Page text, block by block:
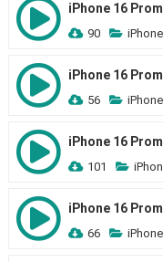
iPhone 16
90 iPhone
iPhone 16
56 iPhone
iPhone 16
101
iPhone 16
66 iPhone